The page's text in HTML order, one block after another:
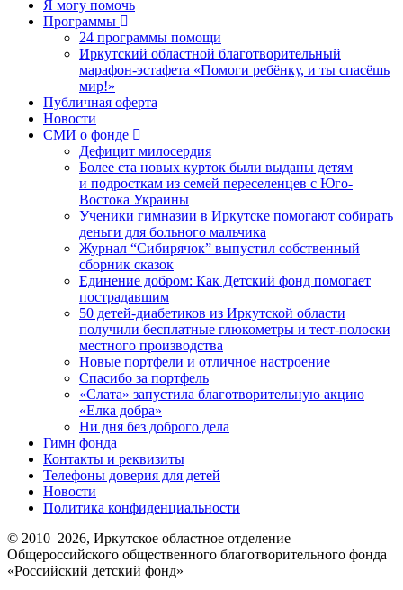
Я могу помочь
Программы
24 программы помощи
Иркутский областной благотворительный
марафон-эстафета «Помоги ребёнку, и ты спасёшь
мир!»
Публичная оферта
Новости
СМИ о фонде
Дефицит милосердия
Более ста новых курток были выданы детям
и подросткам из семей переселенцев с Юго-
Востока Украины
Ученики гимназии в Иркутске помогают собирать
деньги для больного мальчика
Журнал “Сибирячок” выпустил собственный
сборник сказок
Единение добром: Как Детский фонд помогает
пострадавшим
50 детей-диабетиков из Иркутской области
получили бесплатные глюкометры и тест-полоски
местного производства
Новые портфели и отличное настроение
Спасибо за портфель
«Слата» запустила благотворительную акцию
«Елка добра»
Ни дня без доброго дела
Гимн фонда
Контакты и реквизиты
Телефоны доверия для детей
Новости
Политика конфиденциальности
© 2010–2026, Иркутское областное отделение
Общероссийского общественного благотворительного фонда
«Российский детский фонд»